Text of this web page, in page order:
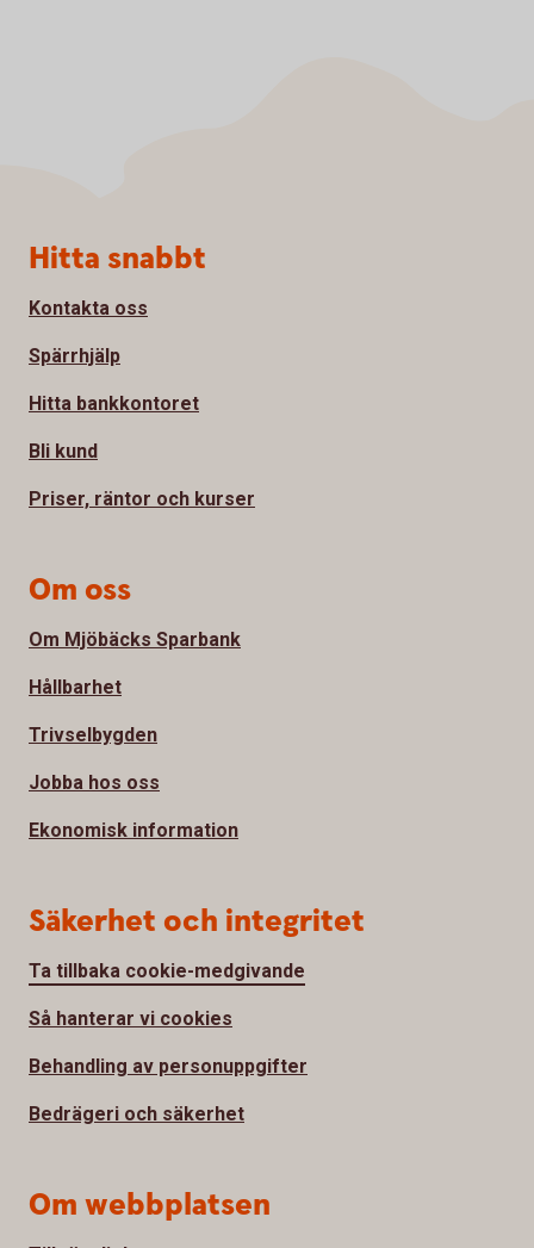
Sidfot
Hitta snabbt
Kontakta oss
Spärrhjälp
Hitta bankkontoret
Bli kund
Priser, räntor och kurser
Om oss
Om Mjöbäcks Sparbank
Hållbarhet
Trivselbygden
Jobba hos oss
Ekonomisk information
Säkerhet och integritet
Ta tillbaka cookie-medgivande
Så hanterar vi cookies
Behandling av personuppgifter
Bedrägeri och säkerhet
Om webbplatsen